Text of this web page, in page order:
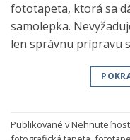
fototapeta, ktorá sa
samolepka.
len správnu prípravu
Publikované v